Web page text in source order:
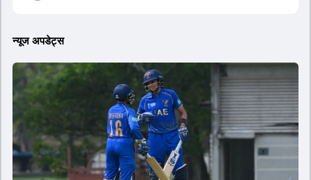
न्यूज अपडेट्स